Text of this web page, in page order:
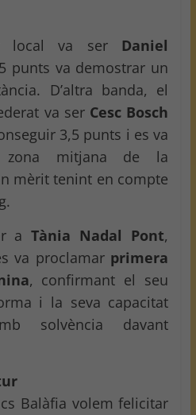
local va ser Daniel
punts va demostrar un
D’altra banda, el
va ser Cesc Bosch
3,5 punts i es va
mitjana de la
mèrit tenint en compte
aTània Nadal Pont,
va proclamar primera
, confirmant el seu
i la seva capacitat
solvència davant
Balàfia volem felicitar